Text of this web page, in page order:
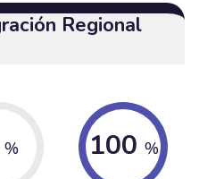
Regional
% 100 %